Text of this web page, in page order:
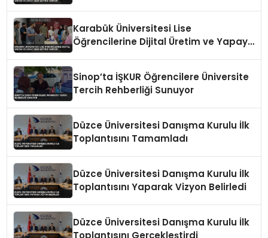
Karabük Üniversitesi Lise
Öğrencilerine Dijital Üretim ve Yapay
Sinop’ta İŞKUR Öğrencilere Üniversite
Tercih Rehberliği Sunuyor
Düzce Üniversitesi Danışma Kurulu İlk
Toplantısını Tamamladı
Düzce Üniversitesi Danışma Kurulu İlk
Toplantısını Yaparak Vizyon Belirledi
Düzce Üniversitesi Danışma Kurulu İlk
Toplantısını Gerçekleştirdi